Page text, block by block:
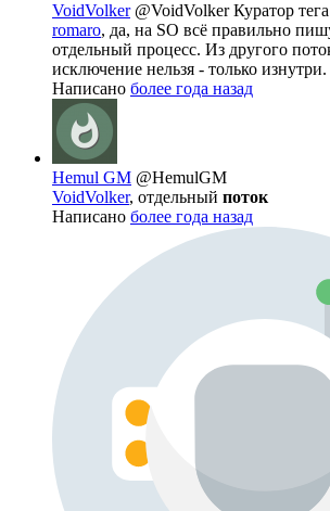
VoidVolker @VoidVolkerКуратор
romaro, да, на SO всё правильно
отдельный процесс. Из другого
исключение нельзя - только изнутри.
Написано более года назад
Hemul GM @HemulGM
VoidVolker, отдельный поток
Написано более года назад